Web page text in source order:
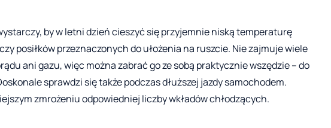
by w letni dzień cieszyć się przyjemnie niską temperaturę
posiłków przeznaczonych do ułożenia na ruszcie. Nie zajmuje wiele
ani gazu, więc można zabrać go ze sobą praktycznie wszędzie – do
sprawdzi się także podczas dłuższej jazdy samochodem.
zmrożeniu odpowiedniej liczby wkładów chłodzących.